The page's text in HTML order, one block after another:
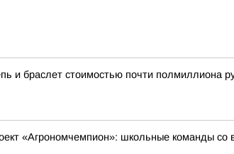
и браслет стоимостью почти полмиллиона
«Агрономчемпион»: школьные команды